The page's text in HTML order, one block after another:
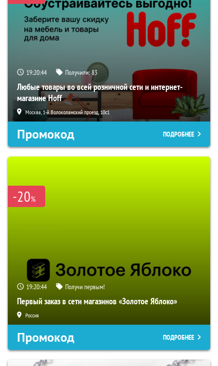
19:20:43 Получили:83
Любые товары во всей розничной сети и интернет-
магазине Hoff
Москва, 1-й Волоколамский проезд, 10с1
Промокод ПОДРОБНЕЕ
-20%
19:20:43 Получи первым!
Первый заказ в сети магазинов «Золотое Яблоко»
Россия
Промокод ПОДРОБНЕЕ